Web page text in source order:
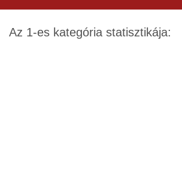
Az 1-es kategória statisztikája: